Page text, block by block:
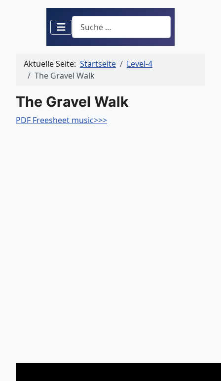
Suchen
Aktuelle Seite: Startseite
Level-4
The Gravel Walk
The Gravel Walk
PDF Freesheet music>>>